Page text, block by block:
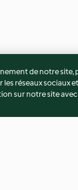
de notre
réseaux sociaux
sur notre site